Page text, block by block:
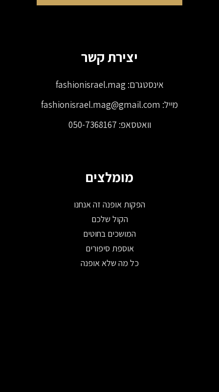
יצירת קשר
אינסטגרם:fashionisrael.mag
מייל: fashionisrael.mag@gmail.com
וואטסאפ: 050-7368167
מומלצים
הפקות אופנה זה אנחנו
הקול שלכם
המושכים בחוטים
אוספת סיפורים
כל מה שלא אופנה